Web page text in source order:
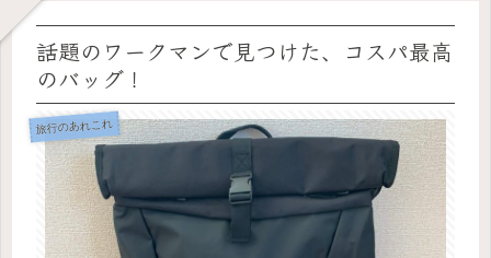
話題のワークマンで見つけた、コスパ最高
のバッグ！
旅行のあれこれ